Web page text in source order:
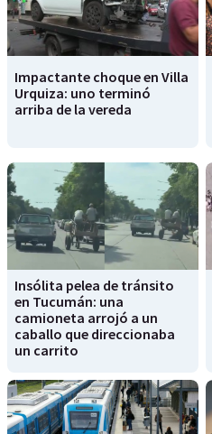
Impactante choque en Villa
Urquiza: uno terminó
arriba de la vereda
Insólita pelea de tránsito
en Tucumán: una
camioneta arrojó a un
caballo que direccionaba
un carrito